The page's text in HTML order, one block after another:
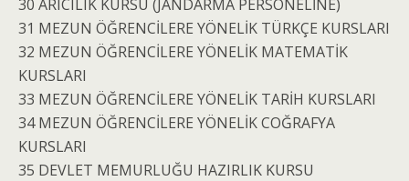
30 ARICILIK KURSU (JANDARMA PERSONELİNE)
31 MEZUN ÖĞRENCİLERE YÖNELİK TÜRKÇE KURSLARI
32 MEZUN ÖĞRENCİLERE YÖNELİK MATEMATİK
KURSLARI
33 MEZUN ÖĞRENCİLERE YÖNELİK TARİH KURSLARI
34 MEZUN ÖĞRENCİLERE YÖNELİK COĞRAFYA
KURSLARI
35 DEVLET MEMURLUĞU HAZIRLIK KURSU